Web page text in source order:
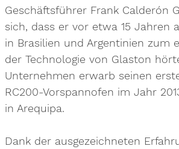
Geschäftsführer Frank Calderón
sich, dass er vor etwa 15 Jahren
in Brasilien und Argentinien zum
der Technologie von Glaston
Unternehmen erwarb seinen
RC200-Vorspannofen im Jahr
in Arequipa.
Dank der ausgezeichneten